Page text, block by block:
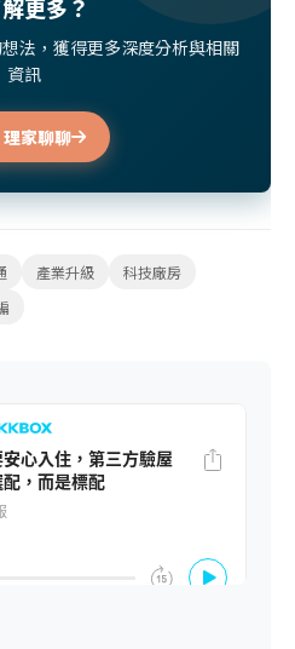
更多？
法，獲得更多深度分析與相關
資訊
家聊聊
產業升級
科技廠房